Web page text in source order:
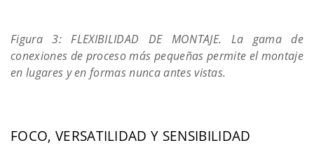
Figura 3: FLEXIBILIDAD DE MONTAJE. La gama de
conexiones de proceso más pequeñas permite el montaje
en lugares y en formas nunca antes vistas.
FOCO, VERSATILIDAD Y SENSIBILIDAD